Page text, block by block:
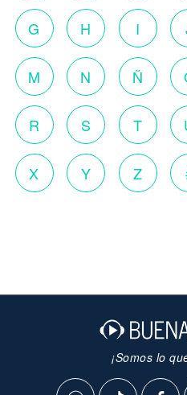
G H I
M N Ñ
R S T
X Y Z
¡Somos lo